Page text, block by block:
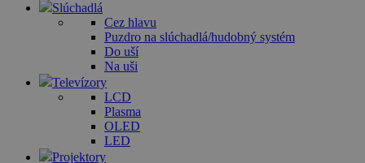
Slúchadlá
Cez hlavu
Puzdro na slúchadlá/hudobný systém
Do uší
Na uši
Televízory
LCD
Plasma
OLED
LED
Projektory